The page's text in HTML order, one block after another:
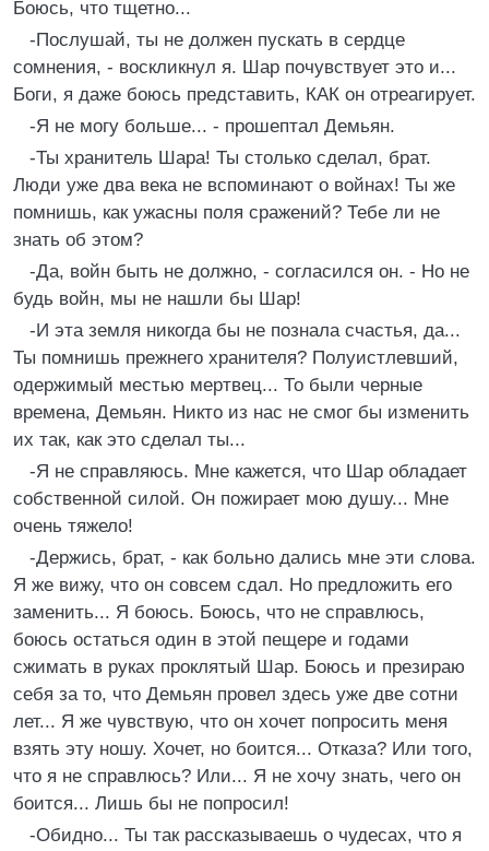
Боюсь, что тщетно...
-Послушай, ты не должен пускать в сердце
сомнения, - воскликнул я. Шар почувствует это и...
Боги, я даже боюсь представить, КАК он отреагирует.
-Я не могу больше... - прошептал Демьян.
-Ты хранитель Шара! Ты столько сделал, брат.
Люди уже два века не вспоминают о войнах! Ты же
помнишь, как ужасны поля сражений? Тебе ли не
знать об этом?
-Да, войн быть не должно, - согласился он. - Но не
будь войн, мы не нашли бы Шар!
-И эта земля никогда бы не познала счастья, да...
Ты помнишь прежнего хранителя? Полуистлевший,
одержимый местью мертвец... То были черные
времена, Демьян. Никто из нас не смог бы изменить
их так, как это сделал ты...
-Я не справляюсь. Мне кажется, что Шар обладает
собственной силой. Он пожирает мою душу... Мне
очень тяжело!
-Держись, брат, - как больно дались мне эти слова.
Я же вижу, что он совсем сдал. Но предложить его
заменить... Я боюсь. Боюсь, что не справлюсь,
боюсь остаться один в этой пещере и годами
сжимать в руках проклятый Шар. Боюсь и презираю
себя за то, что Демьян провел здесь уже две сотни
лет... Я же чувствую, что он хочет попросить меня
взять эту ношу. Хочет, но боится... Отказа? Или того,
что я не справлюсь? Или... Я не хочу знать, чего он
боится... Лишь бы не попросил!
-Обидно... Ты так рассказываешь о чудесах, что я